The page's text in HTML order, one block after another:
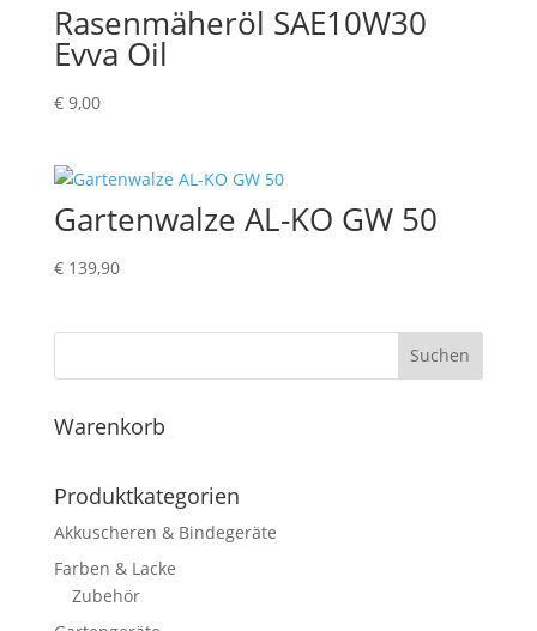
Rasenmäheröl SAE10W30
Evva Oil
€9,00
Gartenwalze AL-KO GW 50
€139,90
Suchen
Warenkorb
Produktkategorien
Akkuscheren & Bindegeräte
Farben & Lacke
Zubehör